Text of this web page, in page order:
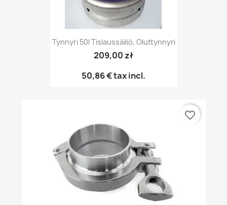
Tynnyri 50l Tislaussäiliö, Oluttynnyri
209,00 zł
50,86 €tax incl.
favorite_border